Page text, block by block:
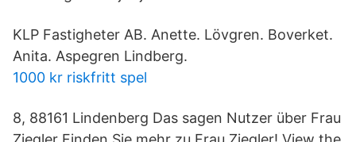
KLP Fastigheter AB. Anette. Lövgren. Boverket.
Anita. Aspegren Lindberg.
1000 kr riskfritt spel
8, 88161 Lindenberg Das sagen Nutzer über Frau